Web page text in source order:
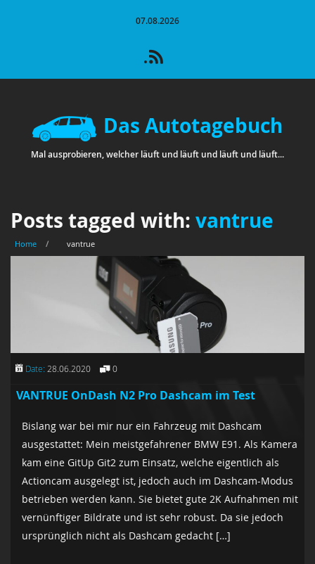
07.08.2026
Das Autotagebuch
Mal ausprobieren, welcher läuft und läuft und läuft und läuft...
Posts tagged with: vantrue
Home / vantrue
Date: 28.06.2020 0
VANTRUE OnDash N2 Pro Dashcam im Test
Bislang war bei mir nur ein Fahrzeug mit Dashcam
ausgestattet: Mein meistgefahrener BMW E91. Als Kamera
kam eine GitUp Git2 zum Einsatz, welche eigentlich als
Actioncam ausgelegt ist, jedoch auch im Dashcam-Modus
betrieben werden kann. Sie bietet gute 2K Aufnahmen mit
vernünftiger Bildrate und ist sehr robust. Da sie jedoch
ursprünglich nicht als Dashcam gedacht […]